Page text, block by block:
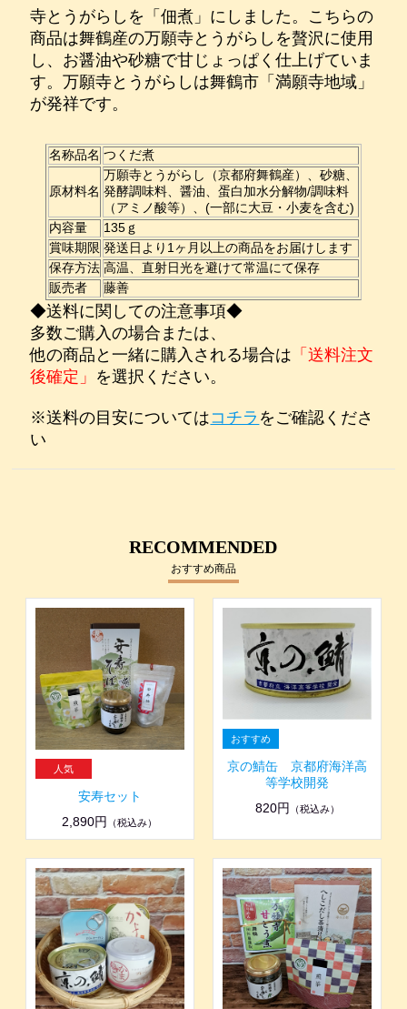
寺とうがらしを「佃煮」にしました。こちらの
商品は舞鶴産の万願寺とうがらしを贅沢に使用
し、お醤油や砂糖で甘じょっぱく仕上げていま
す。万願寺とうがらしは舞鶴市「満願寺地域」
が発祥です。
名称品名 つくだ煮
原材料名
万願寺とうがらし（京都府舞鶴産）、砂糖、
発酵調味料、醤油、蛋白加水分解物/調味料
（アミノ酸等）、(一部に大豆・小麦を含む)
内容量
135ｇ
賞味期限 発送日より1ヶ月以上の商品をお届けします
保存方法 高温、直射日光を避けて常温にて保存
販売者
藤善
◆送料に関しての注意事項◆
多数ご購入の場合または、
他の商品と一緒に購入される場合は 「送料注文
後確定」 を選択ください。
※送料の目安についてはコチラ をご確認くださ
い
RECOMMENDED
おすすめ商品
安寿セット
2,890円
（税込み）
京の鯖缶 京都府海洋高
等学校開発
820円
（税込み）